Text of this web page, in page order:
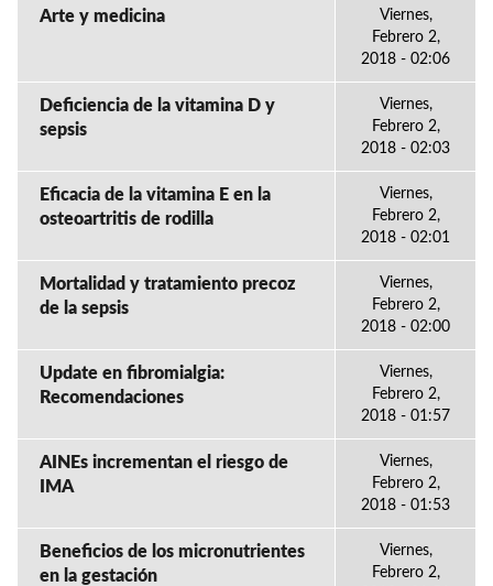
Arte y medicina
Viernes,
Febrero 2,
2018 - 02:06
Deficiencia de la vitamina D y
sepsis
Viernes,
Febrero 2,
2018 - 02:03
Eficacia de la vitamina E en la
osteoartritis de rodilla
Viernes,
Febrero 2,
2018 - 02:01
Mortalidad y tratamiento precoz
de la sepsis
Viernes,
Febrero 2,
2018 - 02:00
Update en fibromialgia:
Recomendaciones
Viernes,
Febrero 2,
2018 - 01:57
AINEs incrementan el riesgo de
IMA
Viernes,
Febrero 2,
2018 - 01:53
Beneficios de los micronutrientes
en la gestación
Viernes,
Febrero 2,